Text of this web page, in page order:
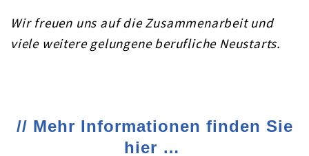
Wir freuen uns auf die Zusammenarbeit und
viele weitere gelungene berufliche Neustarts.
// Mehr Informationen finden Sie
hier …